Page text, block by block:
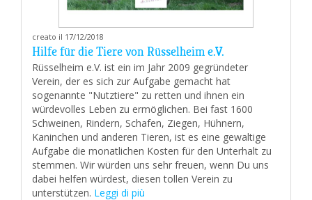
creato il 17/12/2018
Hilfe für die Tiere von Rüsselheim e.V.
Rüsselheim e.V. ist ein im Jahr 2009 gegründeter
Verein, der es sich zur Aufgabe gemacht hat
sogenannte "Nutztiere" zu retten und ihnen ein
würdevolles Leben zu ermöglichen. Bei fast 1600
Schweinen, Rindern, Schafen, Ziegen, Hühnern,
Kaninchen und anderen Tieren, ist es eine gewaltige
Aufgabe die monatlichen Kosten für den Unterhalt zu
stemmen. Wir würden uns sehr freuen, wenn Du uns
dabei helfen würdest, diesen tollen Verein zu
unterstützen. Leggi di più